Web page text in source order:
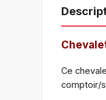
Ce
comptoir/